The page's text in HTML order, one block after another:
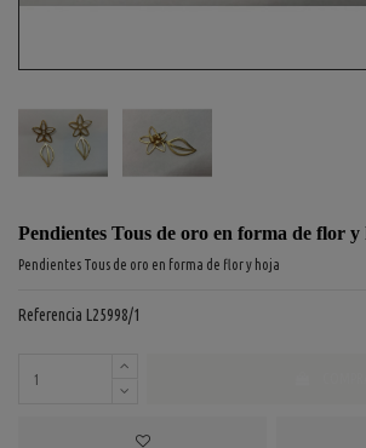
Pendientes Tous de oro en forma de flor y
Pendientes Tous de oro en forma de flor y hoja
Referencia L25998/1